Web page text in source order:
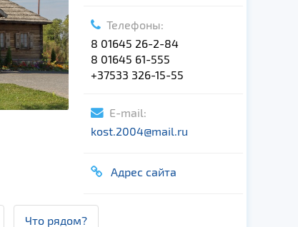
Телефоны:
8 01645 26-2-84
8 01645 61-555
+37533 326-15-55
E-mail:
kost.2004@mail.ru
Адрес сайта
Что рядом?